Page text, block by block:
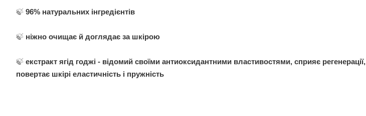
🍃 96% натуральних інгредієнтів
🍃 ніжно очищає й доглядає за шкірою
🍃 екстракт ягід годжі - відомий своїми антиоксидантними властивостями, сприяє регенерації,
повертає шкірі еластичність і пружність